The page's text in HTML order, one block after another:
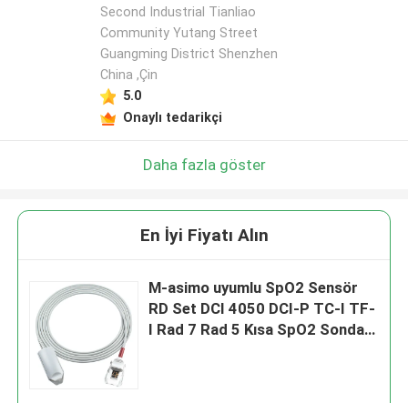
Second Industrial Tianliao
Community Yutang Street
Guangming District Shenzhen
China ,Çin
5.0
Onaylı tedarikçi
Daha fazla göster
En İyi Fiyatı Alın
M-asimo uyumlu SpO2 Sensör
RD Set DCI 4050 DCI-P TC-I TF-
I Rad 7 Rad 5 Kısa SpO2 Sonda